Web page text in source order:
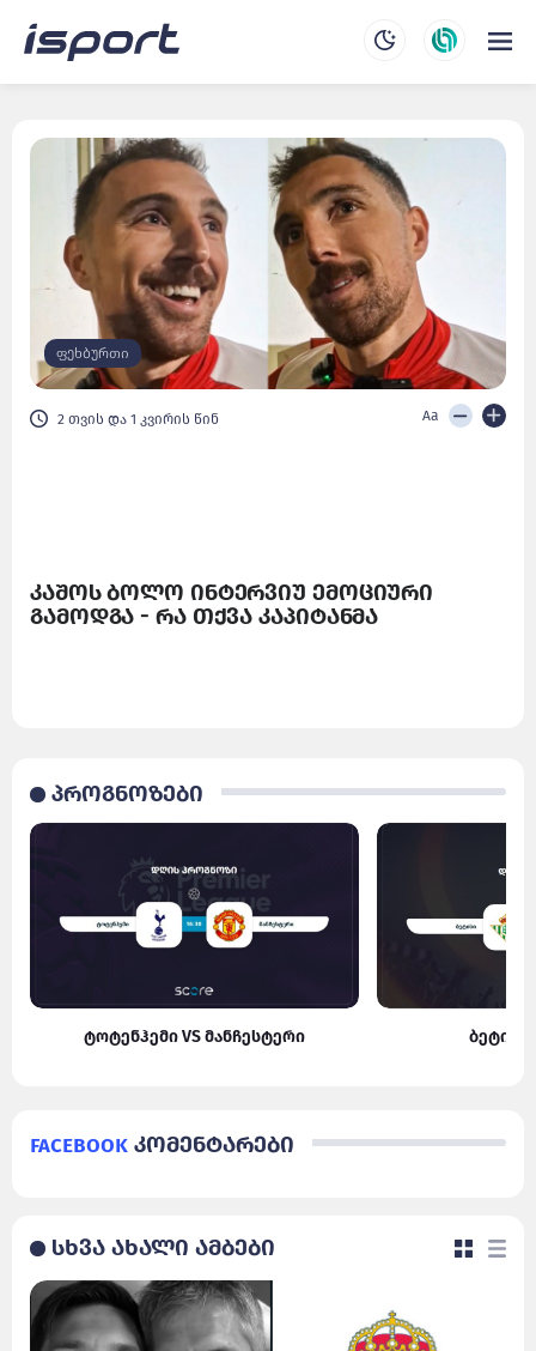
ფეხბურთი
2 თვის და 1 კვირის წინ Aa
კაშოს ბოლო ინტერვიუ ემოციური
გამოდგა - რა თქვა კაპიტანმა
პროგნოზები
ტოტენჰემი VS მანჩესტერი ბეტისი
Facebook კომენტარები
სხვა ახალი ამბები